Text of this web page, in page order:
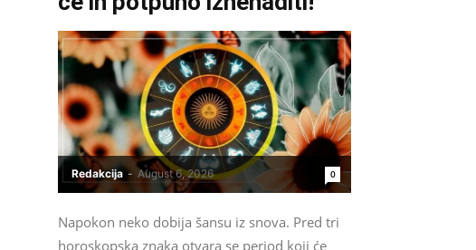
Redakcija - August 6, 2026 0
Napokon neko dobija šansu iz snova. Pred tri
horoskopska znaka otvara se period koji će